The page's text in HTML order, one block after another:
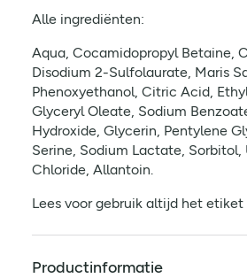
Alle ingrediënten:
Aqua, Cocamidopropyl Betaine,
Disodium 2-Sulfolaurate, Maris
Phenoxyethanol, Citric Acid,
Glyceryl Oleate, Sodium
Hydroxide, Glycerin, Pentylene
Serine, Sodium Lactate, Sorbitol,
Chloride, Allantoin.
Lees voor gebruik altijd het etiket
Productinformatie